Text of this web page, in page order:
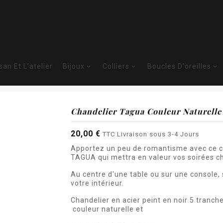
Et L’atelier 
Bijoux 
Colliers 
Boucles D'oreilles
Chandelier Tagua Couleur Naturelle
20,00 € TTC Livraison sous 3-4 Jours
Apportez un peu de romantisme avec ce
TAGUA qui mettra en valeur vos soirées
Au centre d'une table ou sur une
votre intérieur.
Chandelier en acier peint en noir 5
couleur naturelle et